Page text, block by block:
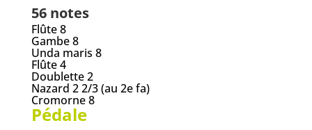
56 notes
Flûte 8
Gambe 8
Unda maris 8
Flûte 4
Doublette 2
Nazard 2 2/3 (au 2efa)
Cromorne 8
Pédale